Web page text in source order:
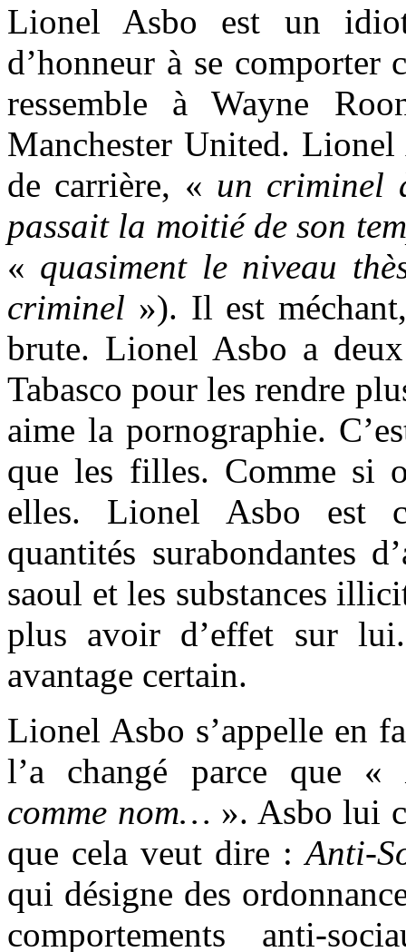
Lionel Asbo est un
d’honneur à se
ressemble à Wayne
Manchester United.
de carrière, « un criminel
passait la moitié de son
« quasiment le niveau
criminel »). Il est
brute. Lionel Asbo a
Tabasco pour les rendre
aime la pornographie.
que les filles. Comme si
elles. Lionel Asbo est
quantités surabondantes
saoul et les substances
plus avoir d’effet sur
avantage certain.
Lionel Asbo s’appelle en
l’a changé parce que «
comme nom… ». Asbo lui
que cela veut dire :Anti-
qui désigne des
comportements anti-